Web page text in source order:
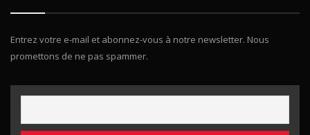
Entrez votre e-mail et abonnez-vous à notre newsletter. Nous
promettons de ne pas spammer.